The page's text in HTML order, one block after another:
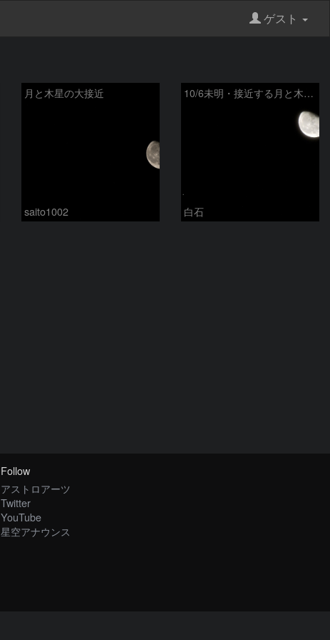
ゲスト
月と木星の大接近
saito1002
10/6未明・接近する月と木星その2
白石
Follow
アストロアーツ
Twitter
YouTube
星空アナウンス